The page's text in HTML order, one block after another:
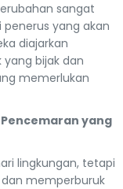
sangat
yang akan
diajarkan
bijak dan
memerlukan
yang
lingkungan, tetapi
memperburuk